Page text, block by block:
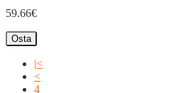
59.66€
Osta
|<
<
4